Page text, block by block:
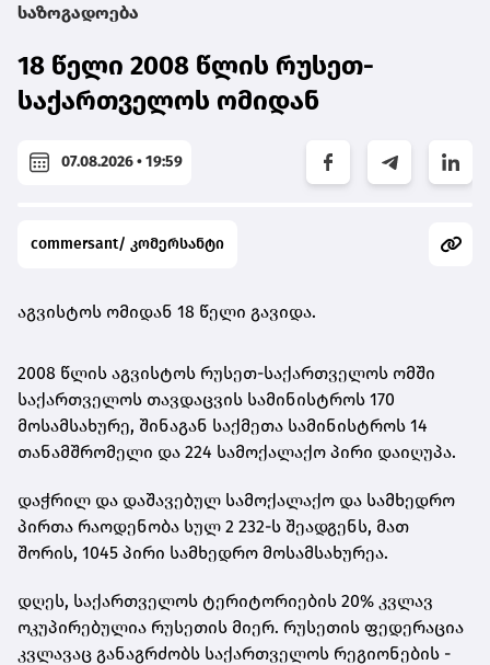
საზოგადოება
18 წელი 2008 წლის რუსეთ-
საქართველოს ომიდან
07.08.2026 • 19:59
commersant/ კომერსანტი
აგვისტოს ომიდან 18 წელი გავიდა.
2008 წლის აგვისტოს რუსეთ-საქართველოს ომში
საქართველოს თავდაცვის სამინისტროს 170
მოსამსახურე, შინაგან საქმეთა სამინისტროს 14
თანამშრომელი და 224 სამოქალაქო პირი დაიღუპა.
დაჭრილ და დაშავებულ სამოქალაქო და სამხედრო
პირთა რაოდენობა სულ 2 232-ს შეადგენს, მათ
შორის, 1045 პირი სამხედრო მოსამსახურეა.
დღეს, საქართველოს ტერიტორიების 20% კვლავ
ოკუპირებულია რუსეთის მიერ. რუსეთის ფედერაცია
კვლავაც განაგრძობს საქართველოს რეგიონების -